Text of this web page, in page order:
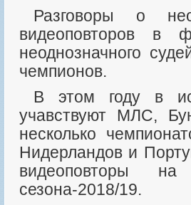
Разговоры о необходимости внедрения систем
видеоповторов в
неоднозначного
чемпионов.
В этом году в испытании системы видеоарбитра
учавствуют МЛС,
несколько
Нидерландов и
видеоповторы
сезона-2018/19.